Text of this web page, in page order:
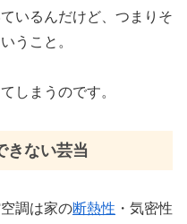
いるんだけど、つまりそ
うこと。
しまうのです。
きない芸当
調は家の断熱性 ・気密性